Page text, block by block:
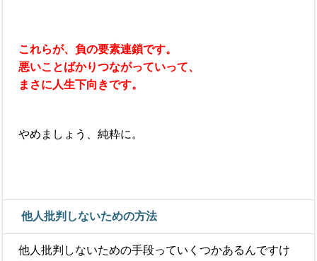
これらが、負の要素連鎖です。
悪いことばかりつながっていって、
まさに人生下向きです。
やめましょう、純粋に。
他人批判しないための方法
他人批判しないための手段っていくつかあるんですけ